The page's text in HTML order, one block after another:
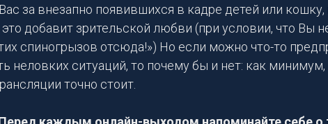
за внезапно появившихся в кадре детей или
добавит зрительской любви (при условии, что Вы
спиногрызов отсюда!») Но если можно что-то
неловких ситуаций, то почему бы и нет: как
точно стоит.